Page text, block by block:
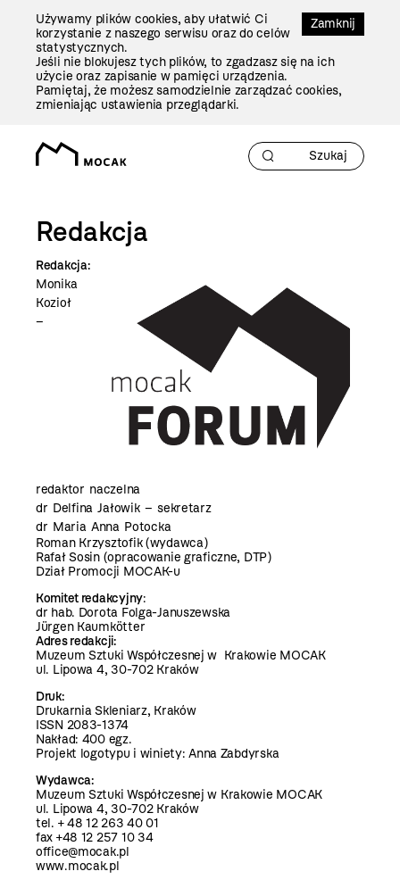
Zamknij
Używamy plików cookies, aby ułatwić Ci
korzystanie z naszego serwisu oraz do celów
statystycznych.
Jeśli nie blokujesz tych plików, to zgadzasz się na ich
użycie oraz zapisanie w pamięci urządzenia.
Pamiętaj, że możesz samodzielnie zarządzać cookies,
zmieniając ustawienia przeglądarki.
Redakcja
Redakcja:
Monika
Kozioł
–
redaktor naczelna
dr Delfina Jałowik – sekretarz
dr Maria Anna Potocka
Roman Krzysztofik (wydawca)
Rafał Sosin (opracowanie graficzne, DTP)
Dział Promocji MOCAK-u
Komitet redakcyjny:
dr hab. Dorota Folga-Januszewska
Jürgen Kaumkötter
Adres redakcji:
Muzeum Sztuki Współczesnej w Krakowie MOCAK
ul. Lipowa 4, 30-702 Kraków
Druk:
Drukarnia Skleniarz, Kraków
ISSN 2083-1374
Nakład: 400 egz.
Projekt logotypu i winiety: Anna Zabdyrska
Wydawca:
Muzeum Sztuki Współczesnej w Krakowie MOCAK
ul. Lipowa 4, 30-702 Kraków
tel. + 48 12 263 40 01
fax +48 12 257 10 34
office@mocak.pl
www.mocak.pl